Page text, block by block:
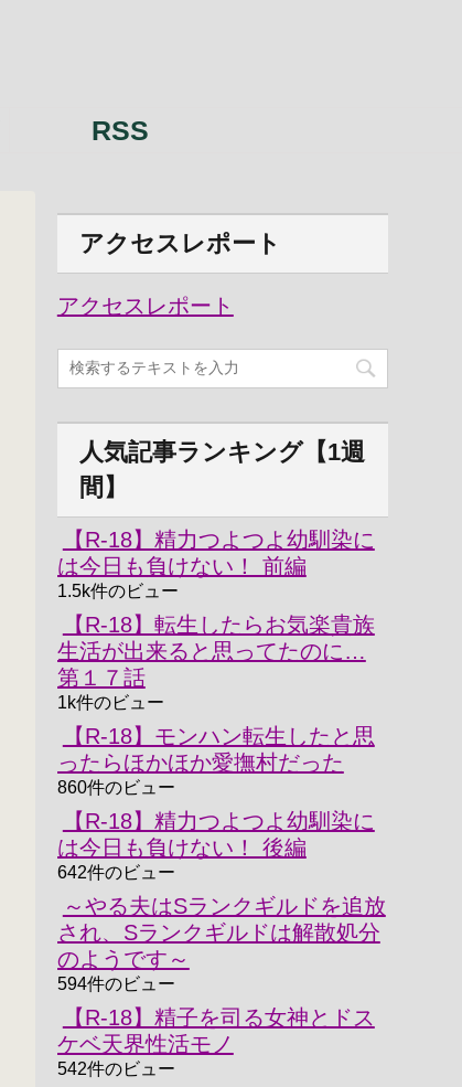
RSS
アクセスレポート
アクセスレポート
人気記事ランキング【1週
間】
【R-18】精力つよつよ幼馴染に
は今日も負けない！ 前編
1.5k件のビュー
【R-18】転生したらお気楽貴族
生活が出来ると思ってたのに…
第１７話
1k件のビュー
【R-18】モンハン転生したと思
ったらほかほか愛撫村だった
860件のビュー
【R-18】精力つよつよ幼馴染に
は今日も負けない！ 後編
642件のビュー
～やる夫はSランクギルドを追放
され、Sランクギルドは解散処分
のようです～
594件のビュー
【R-18】精子を司る女神とドス
ケベ天界性活モノ
542件のビュー